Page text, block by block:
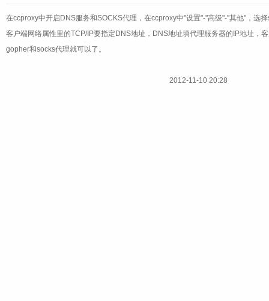
在ccproxy中开启DNS服务和SOCKS代理，在ccproxy中"设置"-"高级"-"其他"，选
客户端网络属性里的TCP/IP要指定DNS地址，DNS地址填代理服务器的IP地址，
gopher和socks代理就可以了。
2012-11-10 20:28